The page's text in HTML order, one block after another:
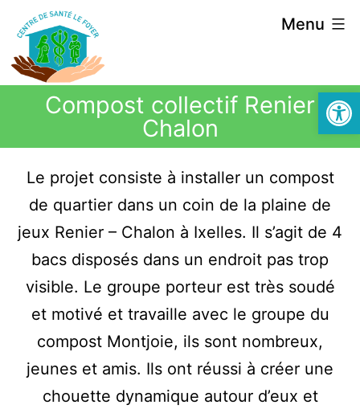
Ouvrir
Menu
Compost collectif Renier
Chalon
Le projet consiste à installer un compost
de quartier dans un coin de la plaine de
jeux Renier – Chalon à Ixelles. Il s’agit de 4
bacs disposés dans un endroit pas trop
visible. Le groupe porteur est très soudé
et motivé et travaille avec le groupe du
compost Montjoie, ils sont nombreux,
jeunes et amis. Ils ont réussi à créer une
chouette dynamique autour d’eux et